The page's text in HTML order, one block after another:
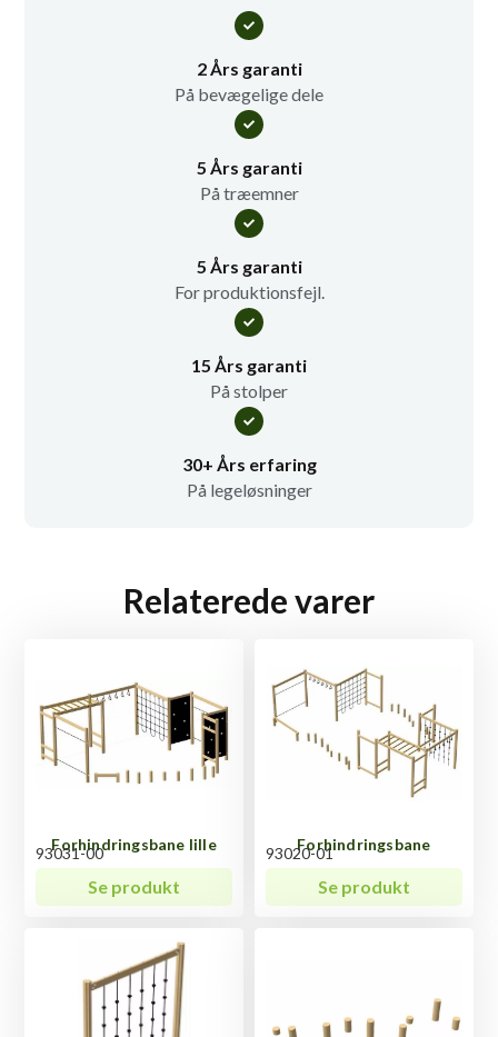
2 Års garanti
På bevægelige dele
5 Års garanti
På træemner
5 Års garanti
For produktionsfejl.
15 Års garanti
På stolper
30+ Års erfaring
På legeløsninger
Relaterede varer
Forhindringsbane lille
93031-00
Se produkt
Forhindringsbane
93020-01
Se produkt